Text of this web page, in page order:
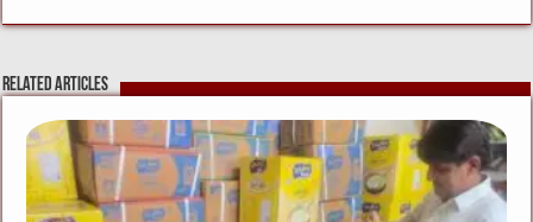
c
e
b
o
o
it
te
r
C
h
at
ai
l
ss
e
n
g
er
at
s
A
p
p
Related Articles